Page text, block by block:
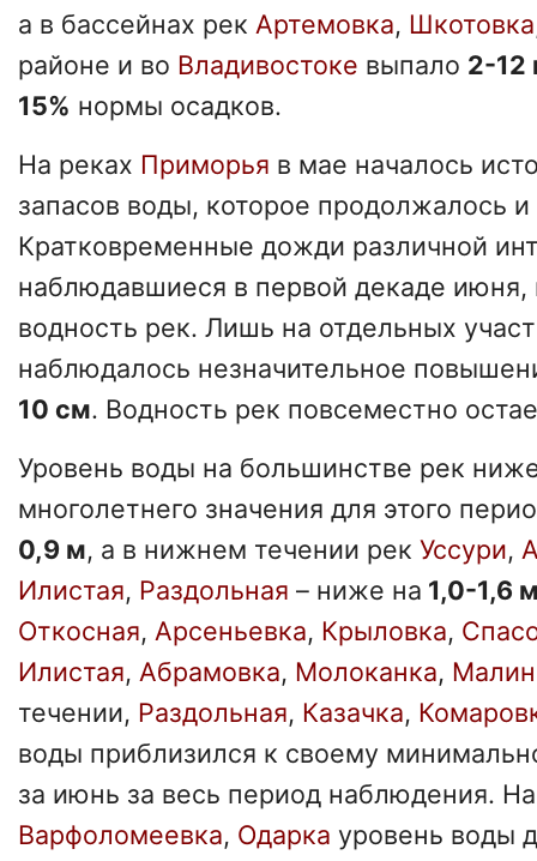
а в бассейнах рек Артемовка, Шкотовка
районе и во Владивостоке выпало 2-12
15% нормы осадков.
На реках Приморья в мае началось
запасов воды, которое продолжалось
Кратковременные дожди различной
наблюдавшиеся в первой декаде июня,
водность рек. Лишь на отдельных
наблюдалось незначительное
10 см. Водность рек повсеместно
Уровень воды на большинстве рек
многолетнего значения для этого
0,9 м, а в нижнем течении рек Уссури,
Илистая, Раздольная – ниже на 1,0-1,6
Откосная, Арсеньевка, Крыловка,
Илистая, Абрамовка, Молоканка,
течении, Раздольная, Казачка,
воды приблизился к своему
за июнь за весь период наблюдения.
Варфоломеевка, Одарка уровень воды